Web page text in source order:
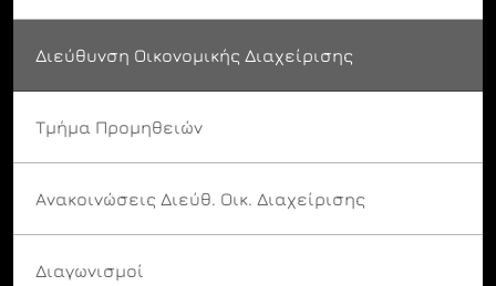
Διεύθυνση Οικονομικής Διαχείρισης
Τμήμα Προμηθειών
Ανακοινώσεις Διεύθ. Οικ. Διαχείρισης
Διαγωνισμοί